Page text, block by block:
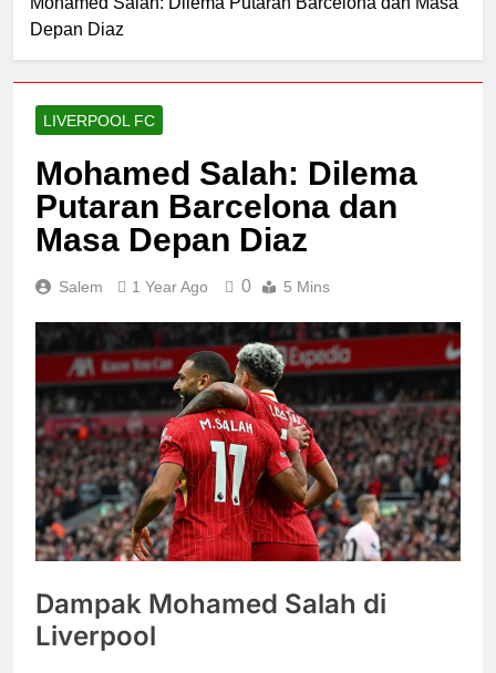
Depan Diaz
LIVERPOOL FC
Mohamed Salah: Dilema
Putaran Barcelona dan
Masa Depan Diaz
Salem 1 Year Ago 0 5 Mins
Dampak Mohamed Salah di
Liverpool